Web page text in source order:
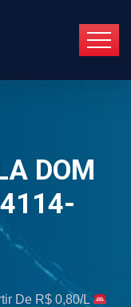
DOM
De R$ 0,80/L